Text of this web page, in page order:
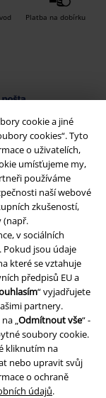
cookie a jiné
cookies“. Tyto
o uživatelích,
umísťujeme my,
používáme
naší webové
zkušeností,
(např.
v sociálních
Pokud jsou údaje
které se vztahuje
předpisů EU a
“ vyjadřujete
partnery.
„Odmítnout vše“ -
soubory cookie.
kliknutím na
nebo upravit svůj
o ochraně
údajů.
Platba na dobírku
všechny nové